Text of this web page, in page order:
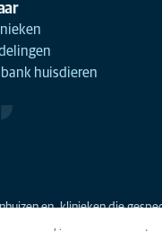
huisdieren
en -klinieken die